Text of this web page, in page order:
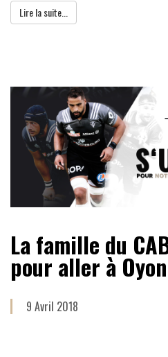
Lire la suite...
La famille du
pour aller à
9 Avril 2018